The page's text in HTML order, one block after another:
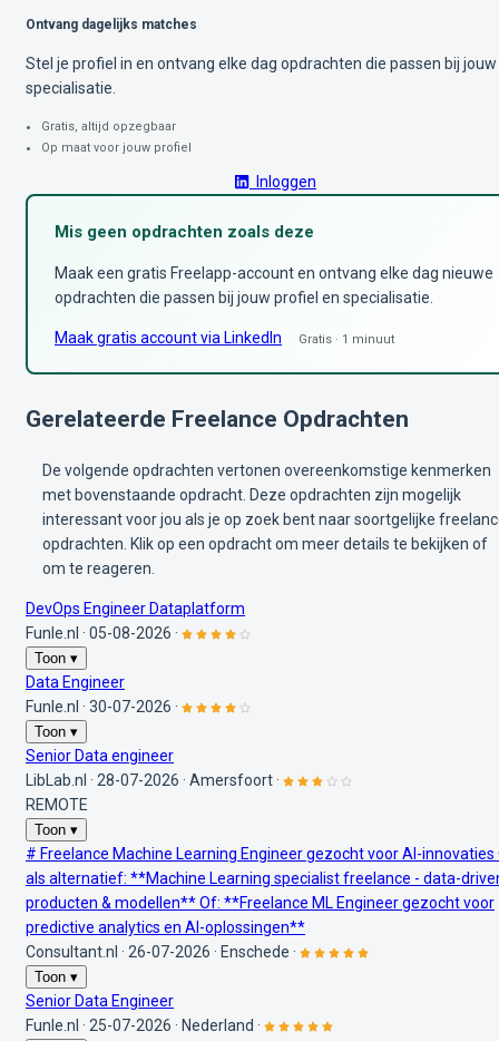
Ontvang dagelijks matches
Stel je profiel in en ontvang elke dag opdrachten die passen bij jouw
specialisatie.
Gratis, altijd opzegbaar
Op maat voor jouw profiel
Inloggen
Mis geen opdrachten zoals deze
Maak een gratis Freelapp-account en ontvang elke dag nieuwe
opdrachten die passen bij jouw profiel en specialisatie.
Maak gratis account via LinkedIn Gratis · 1 minuut
Gerelateerde Freelance Opdrachten
De volgende opdrachten vertonen overeenkomstige kenmerken
met bovenstaande opdracht. Deze opdrachten zijn mogelijk
interessant voor jou als je op zoek bent naar soortgelijke
opdrachten. Klik op een opdracht om meer details te bekijken of
om te reageren.
DevOps Engineer Dataplatform
Funle.nl · 05-08-2026 ·
Toon ▾
Data Engineer
Funle.nl · 30-07-2026 ·
Toon ▾
Senior Data engineer
LibLab.nl · 28-07-2026 · Amersfoort ·
REMOTE
Toon ▾
# Freelance Machine Learning Engineer gezocht voor AI-innovaties
als alternatief: **Machine Learning specialist freelance - data-
producten & modellen** Of: **Freelance ML Engineer gezocht voor
predictive analytics en AI-oplossingen**
Consultant.nl · 26-07-2026 · Enschede ·
Toon ▾
Senior Data Engineer
Funle.nl · 25-07-2026 · Nederland ·